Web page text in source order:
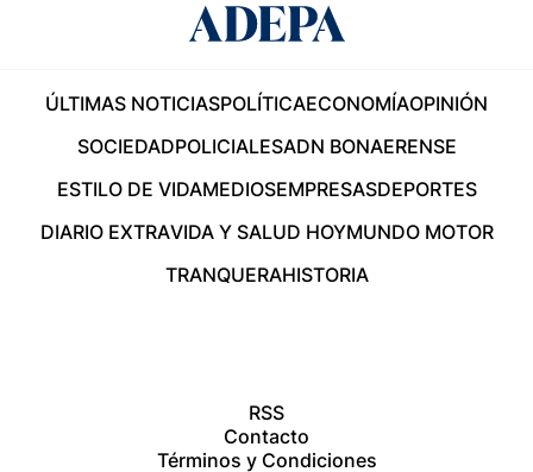
ÚLTIMAS NOTICIASPOLÍTICAECONOMÍAOPINIÓN
SOCIEDADPOLICIALESADN BONAERENSE
ESTILO DE VIDAMEDIOSEMPRESASDEPORTES
DIARIO EXTRAVIDA Y SALUD HOYMUNDO MOTOR
TRANQUERAHISTORIA
RSS
Contacto
Términos y Condiciones